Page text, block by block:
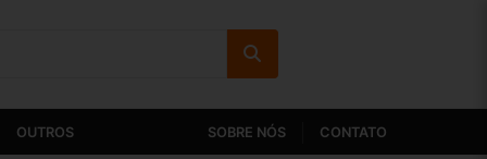
OUTROS SOBRE NÓS CONTATO